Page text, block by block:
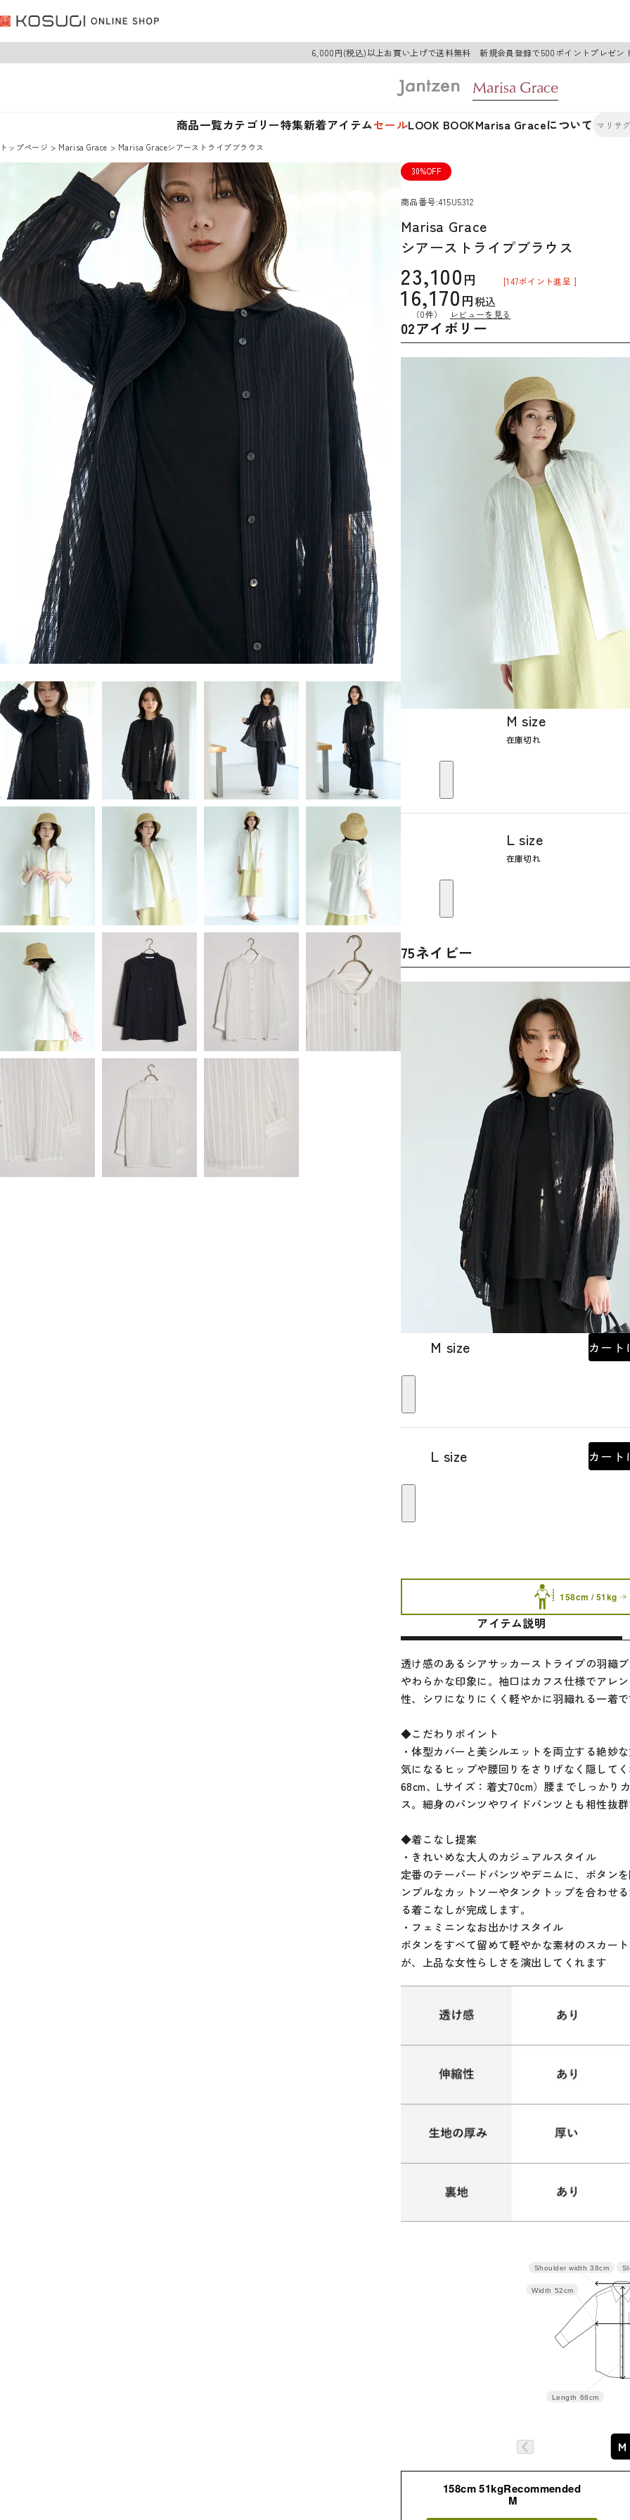
6,000円(税込)以上お買い上げで送料無料 新規会員登録で500ポイントプレゼン
商品一覧カテゴリー特集新着アイテムセールLOOK BOOKMarisa Graceについて
トップページ Marisa Grace Marisa Graceシアーストライプブラウス
30%OFF
商品番号 415U5312
Marisa Grace
シアーストライプブラウス
23,100
16,170 税込
[147ポイント進呈 ]
（0件） レビューを見る
02アイボリー
M size
在庫切れ
L size
在庫切れ
75ネイビー
M size カート
L size カート
158cm / 51kg
アイテム説明
透け感のあるシアサッカーストライプの羽織
やわらかな印象に。袖口はカフス仕様でアレ
性、シワになりにくく軽やかに羽織れる一着
◆こだわりポイント
・体型カバーと美シルエットを両立する絶妙
気になるヒップや腰回りをさりげなく隠して
68cm、Lサイズ：着丈70cm）腰までしっかり
ス。細身のパンツやワイドパンツとも相性抜
◆着こなし提案
・きれいめな大人のカジュアルスタイル
定番のテーパードパンツやデニムに、ボタン
ンプルなカットソーやタンクトップを合わせ
る着こなしが完成します。
・フェミニンなお出かけスタイル
ボタンをすべて留めて軽やかな素材のスカー
が、上品な女性らしさを演出してくれます
バスト
104
110
詳細はこちら
Length 68cm
Width 52cm
Shoulder width 38cm
M
158cm 51kgRecommended
M